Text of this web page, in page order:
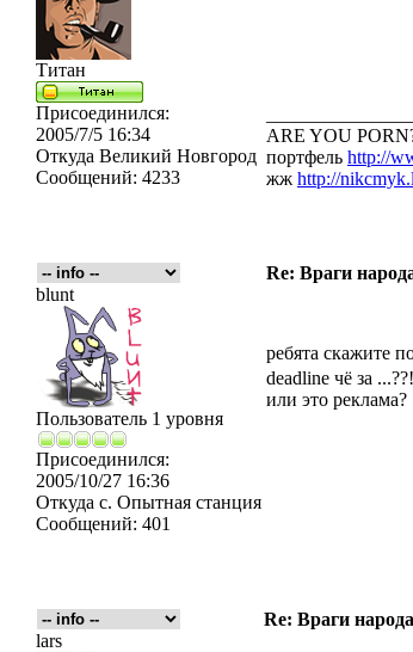
Титан
Присоединился:
2005/7/5 16:34
Откуда Великий Новгород
Сообщений: 4233
ARE YOU
портфель http://
жж http://
Re: Враги
blunt
Пользователь 1 уровня
Присоединился:
2005/10/27 16:36
Откуда с. Опытная станция
Сообщений: 401
ребята скажите
deadline чё за
или это реклама?
Re: Враги народа
lars